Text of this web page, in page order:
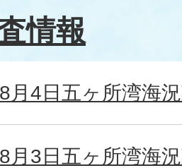
情報
月4日五ヶ所湾海
月3日五ヶ所湾海